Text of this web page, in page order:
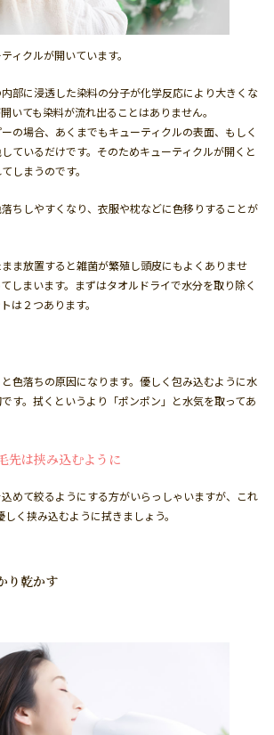
ィクルが開いています。
部に浸透した染料の分子が化学反応により大きくな
いても染料が流れ出ることはありません。
の場合、あくまでもキューティクルの表面、もしく
ているだけです。そのためキューティクルが開くと
しまうのです。
ちしやすくなり、衣服や枕などに色移りすることが
ま放置すると雑菌が繁殖し頭皮にもよくありませ
しまいます。まずはタオルドライで水分を取り除く
は２つあります。
色落ちの原因になります。優しく包み込むように水
す。拭くというより「ポンポン」と水気を取ってあ
先は挟み込むように
めて絞るようにする方がいらっしゃいますが、これ
く挟み込むように拭きましょう。
り乾かす